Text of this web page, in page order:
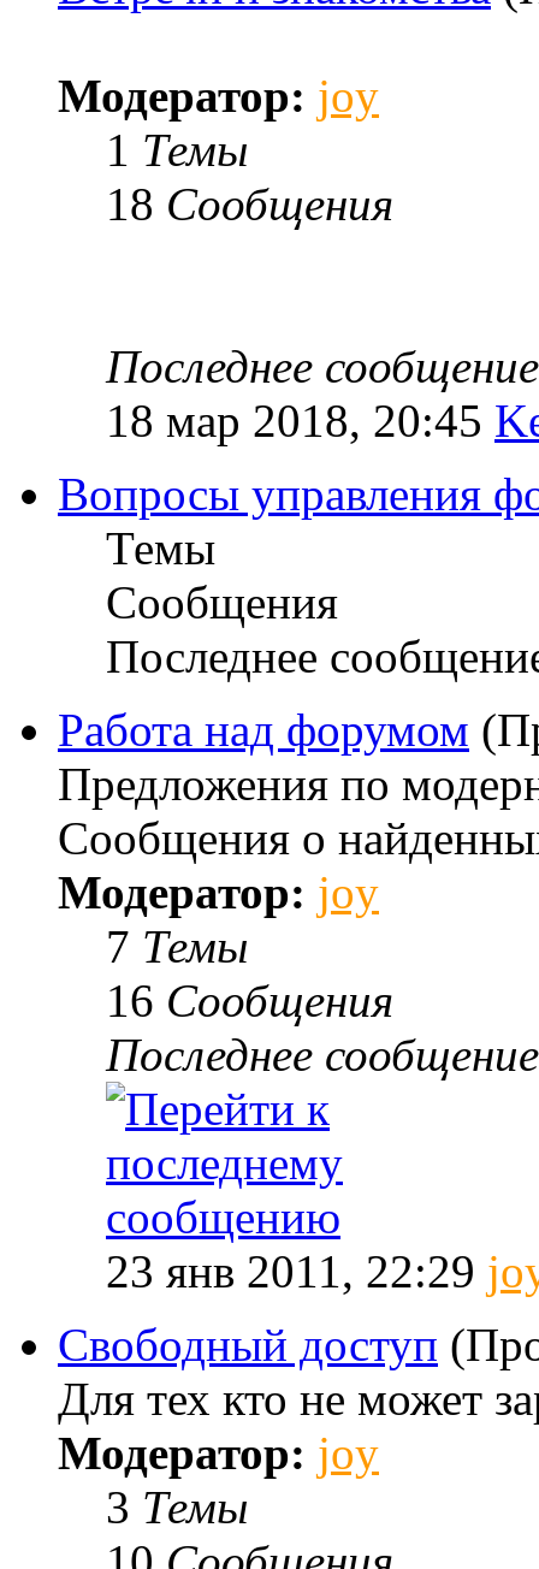
Модератор: joy
1 Темы
18 Сообщения
Последнее сообщение
18 мар 2018, 20:45
Вопросы управления
Темы
Сообщения
Последнее
Работа над форумом
Предложения по
Сообщения о
Модератор: joy
7 Темы
16 Сообщения
Последнее сообщение
23 янв 2011, 22:29
Свободный доступ
Для тех кто не может
Модератор: joy
3 Темы